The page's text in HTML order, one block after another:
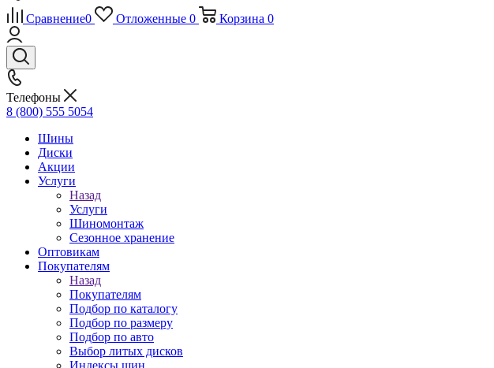
Сравнение0 Отложенные 0 Корзина 0
Телефоны
8 (800) 555 5054
Шины
Диски
Акции
Услуги
Назад
Услуги
Шиномонтаж
Сезонное хранение
Оптовикам
Покупателям
Назад
Покупателям
Подбор по каталогу
Подбор по размеру
Подбор по авто
Выбор литых дисков
Индексы шин